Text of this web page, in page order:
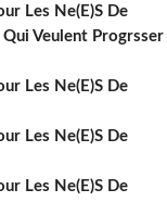
Les Ne(E)S De
Veulent Progrsser
Les Ne(E)S De
Les Ne(E)S De
Les Ne(E)S De